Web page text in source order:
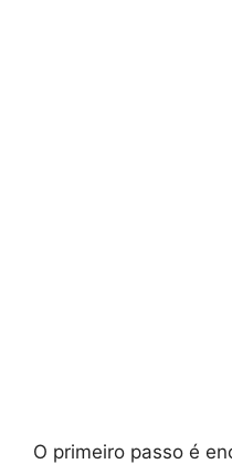
O primeiro passo é